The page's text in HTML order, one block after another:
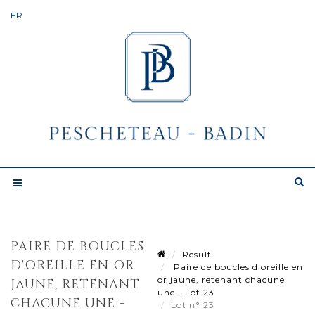
PAIRE DE BOUCLES
D'OREILLE EN OR
JAUNE, RETENANT
CHACUNE UNE -
Result
Paire de boucles d'oreille en
or jaune, retenant chacune
une - Lot 23
Lot n° 23